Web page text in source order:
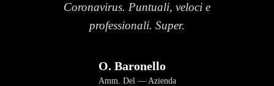
Coronavirus. Puntuali, veloci e
professionali. Super.
O. Baronello
Amm. Del Azienda